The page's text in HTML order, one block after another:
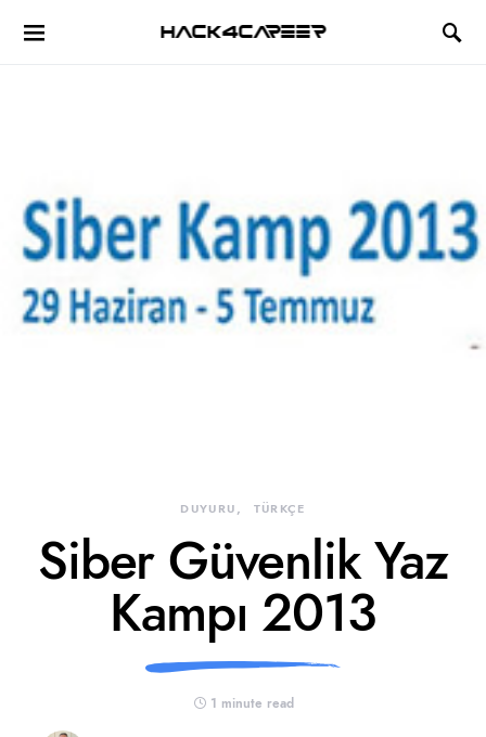
Hack4Career
DUYURU TÜRKÇE
Siber Güvenlik Yaz
Kampı 2013
1 minute read